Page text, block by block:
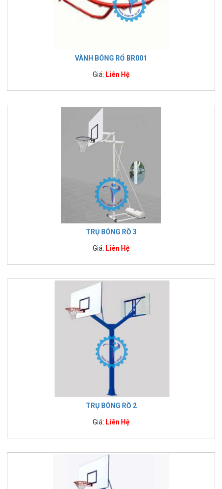
VÀNH BÓNG RỔ BR001
Giá: Liên Hệ
TRỤ BÓNG RỒ 3
Giá: Liên Hệ
TRỤ BÓNG RỒ 2
Giá: Liên Hệ